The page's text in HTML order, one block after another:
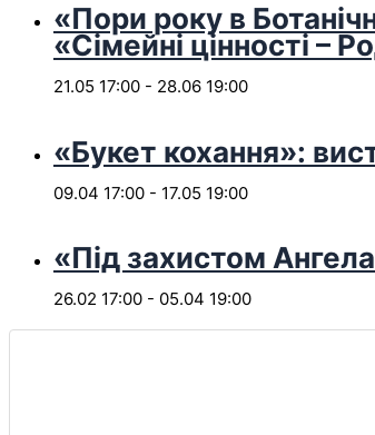
«Пори року в
«Сімейні цінності –
21.05 17:00 - 28.06 19:00
«Букет кохання»:
09.04 17:00 - 17.05 19:00
«Під захистом
26.02 17:00 - 05.04 19:00